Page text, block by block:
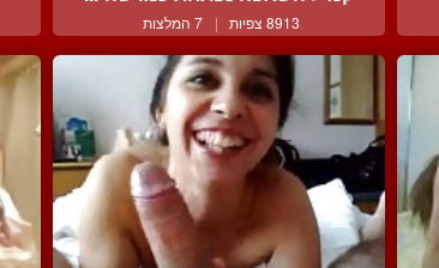
8913 צפיות | 7 המלצות